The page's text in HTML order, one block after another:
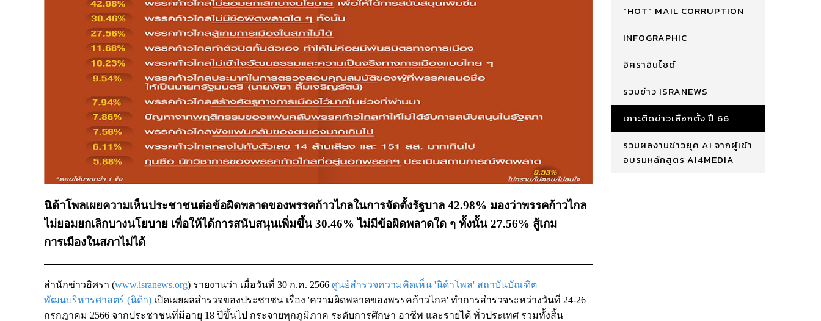
นิด้าโพลเผยความเห็นประชาชนต่อข้อผิดพลาดของพรรคก้าวไกลในการจัดตั้งรัฐบาล 42.98% มองว่าพรรคก้าวไกล
ไม่ยอมยกเลิกบางนโยบาย เพื่อให้ได้การสนับสนุนเพิ่มขึ้น 30.46% ไม่มีข้อผิดพลาดใด ๆ ทั้งนั้น 27.56% สู้เกม
การเมืองในสภาไม่ได้
สำนักข่าวอิศรา (www.isranews.org) รายงานว่า เมื่อวันที่ 30 ก.ค. 2566 ศูนย์สำรวจความคิดเห็น 'นิด้าโพล' สถาบันบัณฑิต
พัฒนบริหารศาสตร์ (นิด้า) เปิดเผยผลสำรวจของประชาชน เรื่อง 'ความผิดพลาดของพรรคก้าวไกล' ทำการสำรวจระหว่างวันที่ 24-26
กรกฎาคม 2566 จากประชาชนที่มีอายุ 18 ปีขึ้นไป กระจายทุกภูมิภาค ระดับการศึกษา อาชีพ และรายได้ ทั่วประเทศ รวมทั้งสิ้น
"HOT" MAIL CORRUPTION
INFOGRAPHIC
อิศราอินไซด์
รวมข่าว ISRANEWS
เกาะติดข่าวเลือกตั้ง ปี 66
รวมผลงานข่าวยุค AI จากผู้เข้า
อบรมหลักสูตร AI4MEDIA